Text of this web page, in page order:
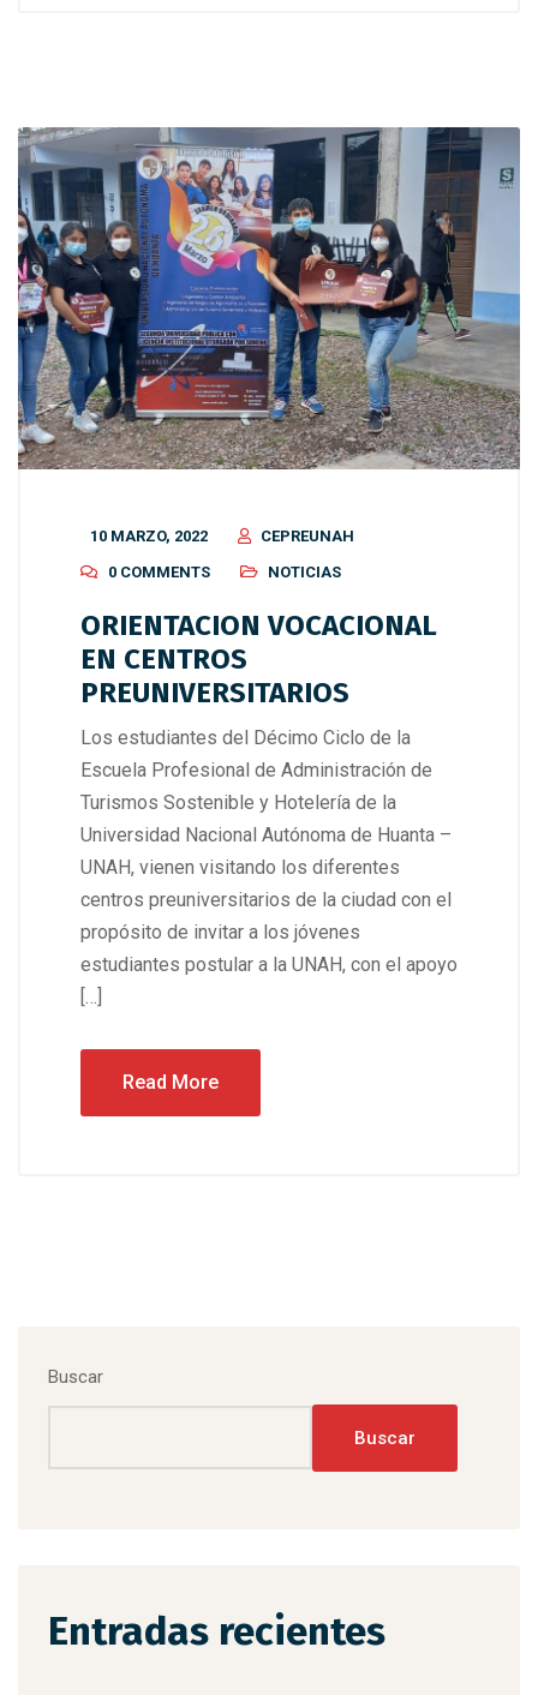
10 MARZO, 2022
CEPREUNAH
0 COMMENTS
NOTICIAS
ORIENTACION VOCACIONAL
EN CENTROS
PREUNIVERSITARIOS
Los estudiantes del Décimo Ciclo de la
Escuela Profesional de Administración de
Turismos Sostenible y Hotelería de la
Universidad Nacional Autónoma de Huanta –
UNAH, vienen visitando los diferentes
centros preuniversitarios de la ciudad con el
propósito de invitar a los jóvenes
estudiantes postular a la UNAH, con el apoyo
[…]
Read More
Buscar
Buscar
Entradas recientes